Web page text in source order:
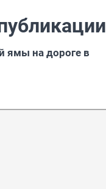
ямы на дороге в